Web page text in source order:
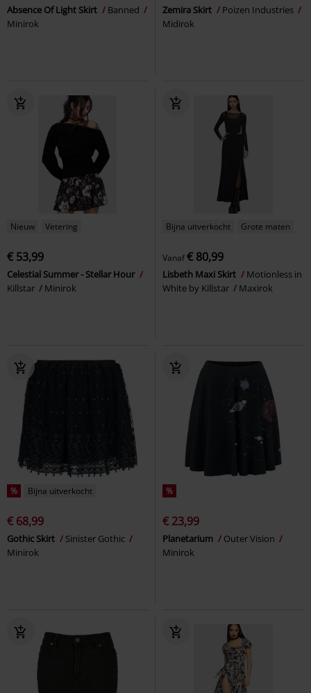
Absence Of Light Skirt
Banned
Minirok
Zemira Skirt
Poizen Industries
Midirok
Nieuw Vetering
€ 53,99
Celestial Summer - Stellar Hour
Killstar
Minirok
Bijna uitverkocht Grote maten
Vanaf€ 80,99
Lisbeth Maxi Skirt
Motionless in
White by Killstar
Maxirok
% Bijna uitverkocht
€ 68,99
Gothic Skirt
Sinister Gothic
Minirok
%
€ 23,99
Planetarium
Outer Vision
Minirok